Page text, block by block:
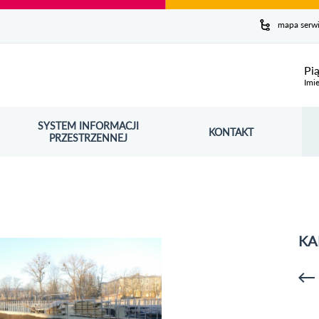
mapa
SYSTEM INFORMACJI
PRZESTRZENNEJ
OTWORZY SIĘ W NOWYM OKNIE KONTAKT